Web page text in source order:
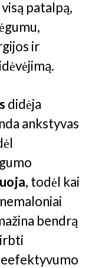
patalpą,
ir
didėja
ankstyvas
, todėl kai
bendrą